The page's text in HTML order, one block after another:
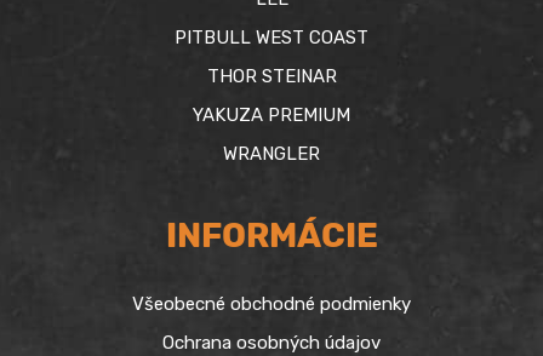
PITBULL WEST COAST
THOR STEINAR
YAKUZA PREMIUM
WRANGLER
INFORMÁCIE
Všeobecné obchodné podmienky
Ochrana osobných údajov